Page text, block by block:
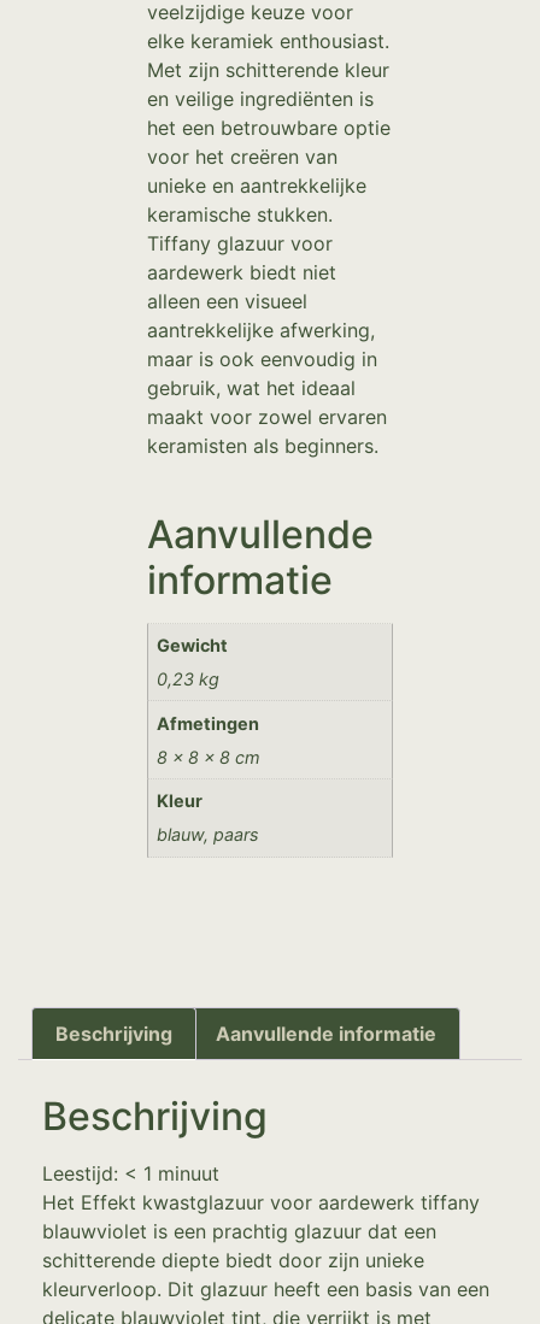
veelzijdige keuze voor
elke keramiek enthousiast.
Met zijn schitterende kleur
en veilige ingrediënten is
het een betrouwbare optie
voor het creëren van
unieke en aantrekkelijke
keramische stukken.
Tiffany glazuur voor
aardewerk biedt niet
alleen een visueel
aantrekkelijke afwerking,
maar is ook eenvoudig in
gebruik, wat het ideaal
maakt voor zowel ervaren
keramisten als beginners.
Aanvullende
informatie
Gewicht
0,23 kg
Afmetingen
8 × 8 × 8 cm
Kleur
blauw, paars
Beschrijving Aanvullende informatie
Beschrijving
Leestijd: < 1 minuut
Het Effekt kwastglazuur voor aardewerk tiffany
blauwviolet is een prachtig glazuur dat een
schitterende diepte biedt door zijn unieke
kleurverloop. Dit glazuur heeft een basis van een
delicate blauwviolet tint, die verrijkt is met